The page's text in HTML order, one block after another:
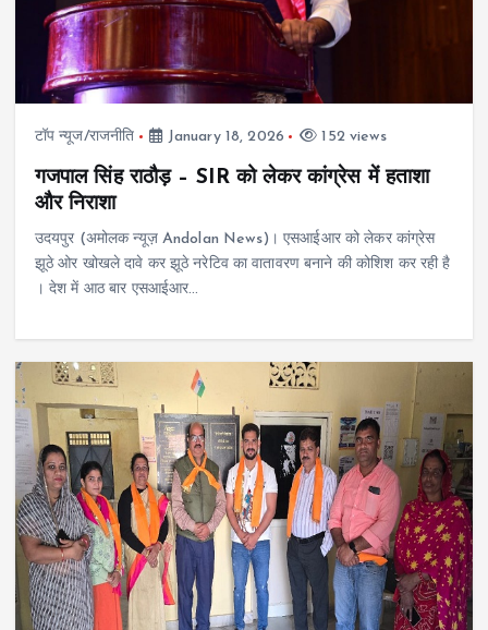
टॉप न्यूज/राजनीति January 18, 2026 152 views
गजपाल सिंह राठौड़ – SIR को लेकर कांग्रेस में हताशा
और निराशा
उदयपुर (अमोलक न्यूज़ Andolan News)। एसआईआर को लेकर कांग्रेस
झूठे ओर खोखले दावे कर झूठे नरेटिव का वातावरण बनाने की कोशिश कर रही है
। देश में आठ बार एसआईआर…